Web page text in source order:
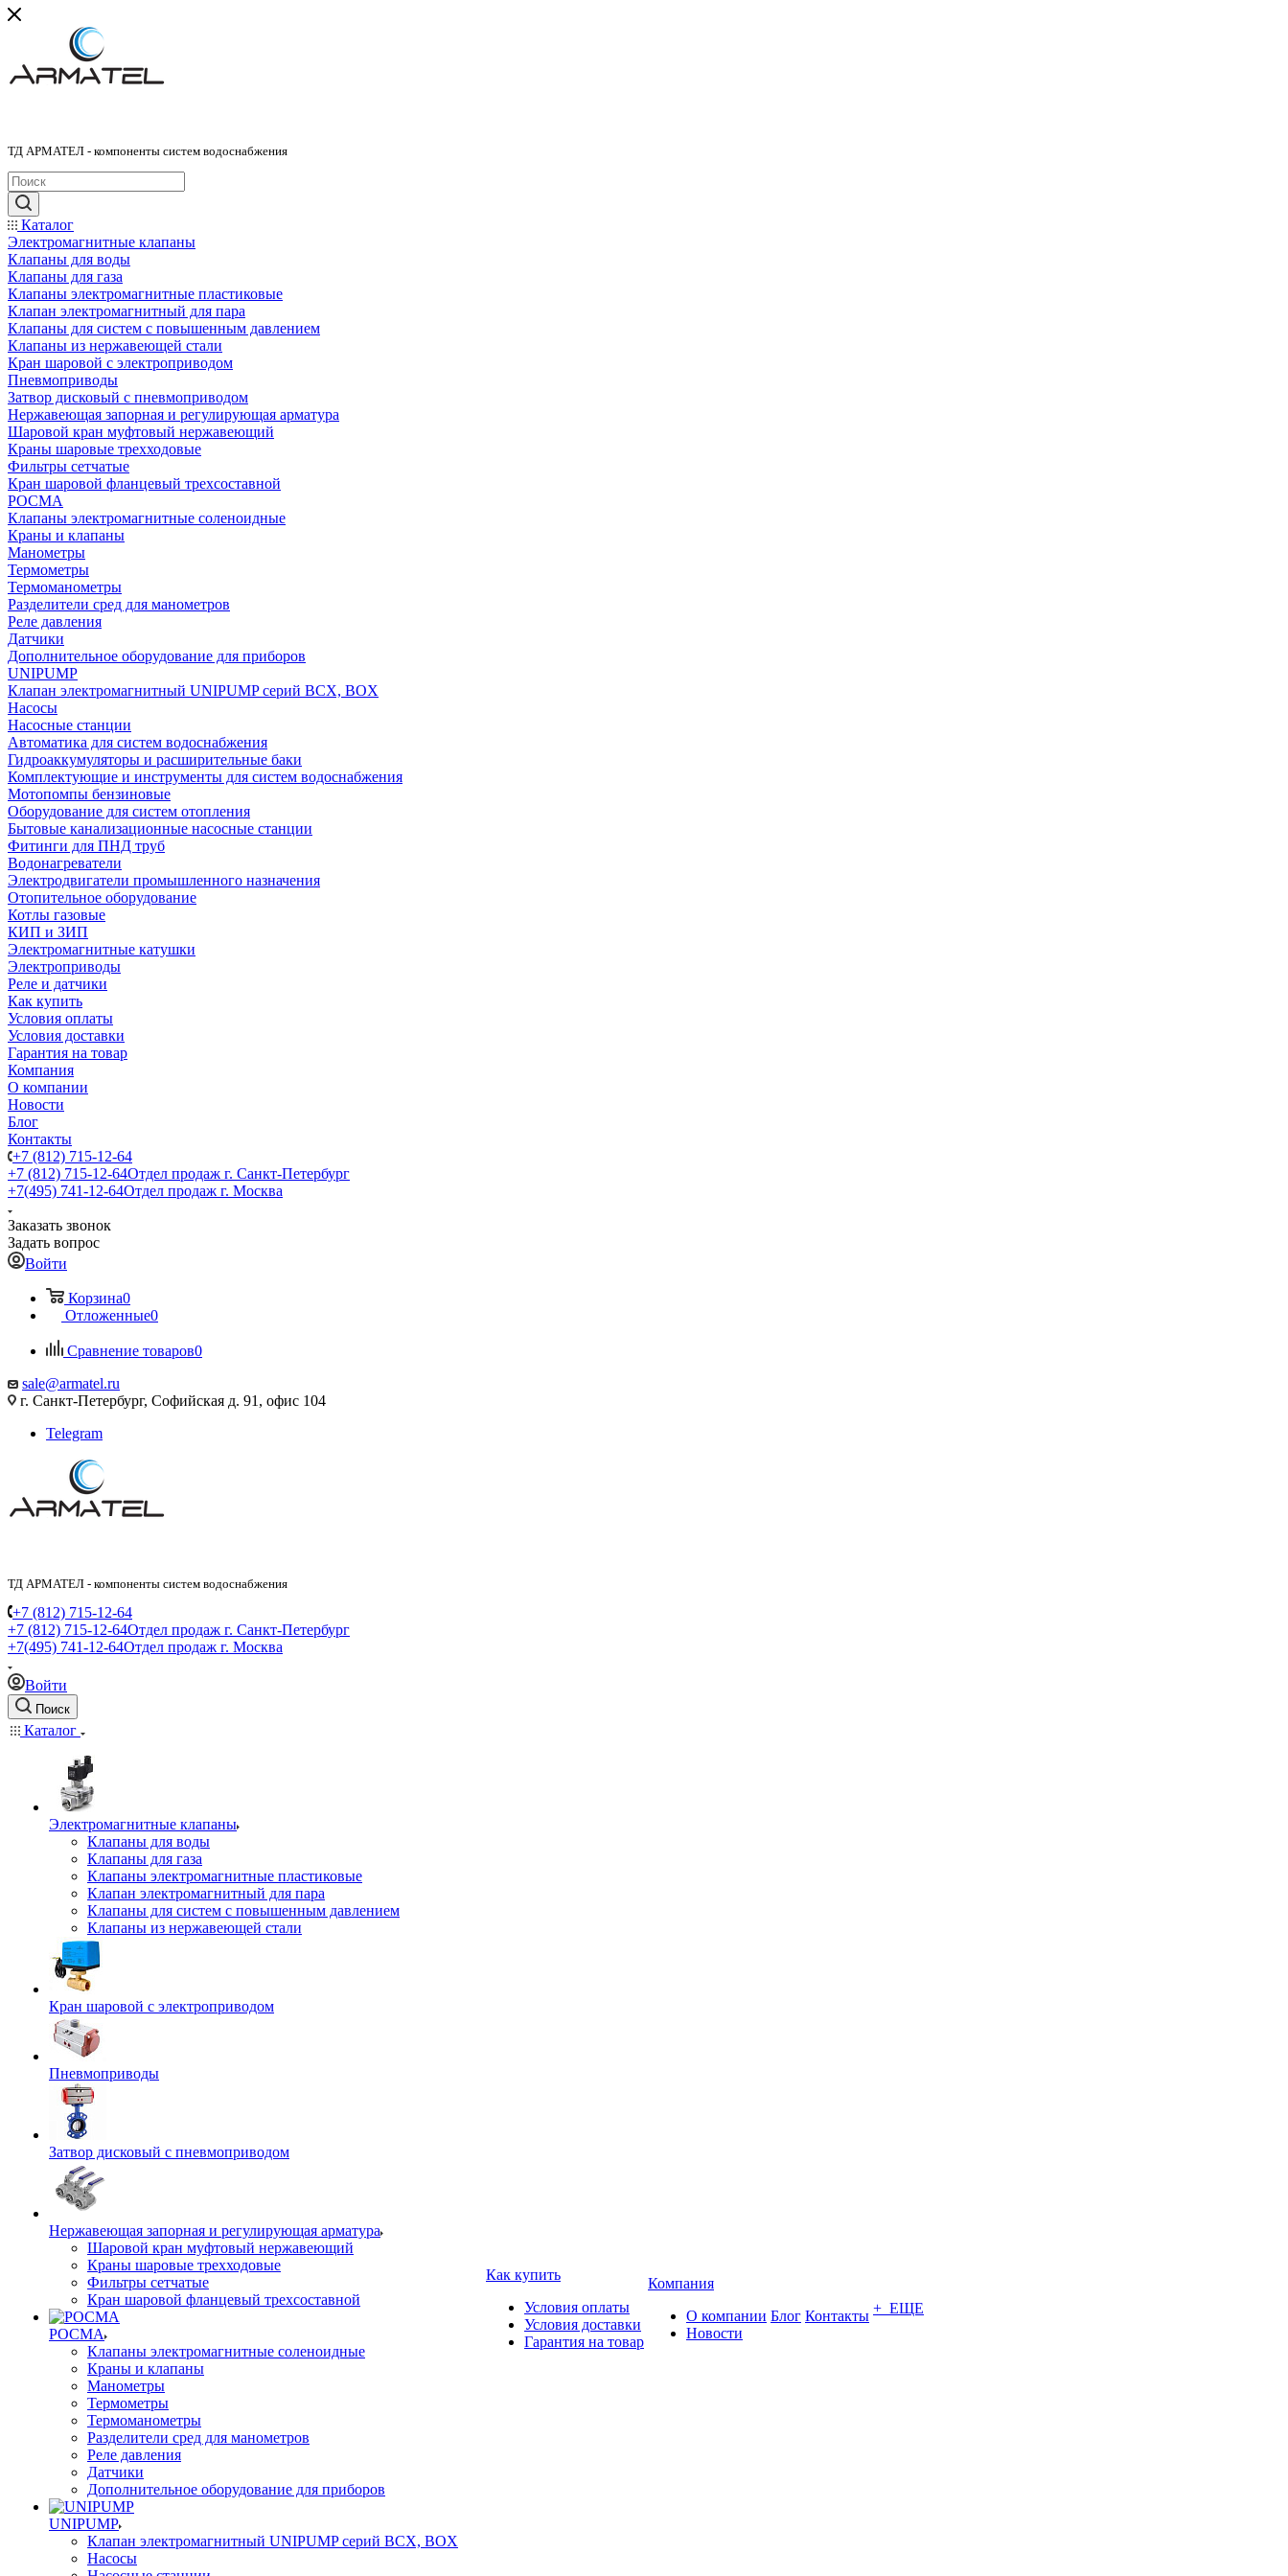
ТД АРМАТЕЛ - компоненты систем водоснабжения
Каталог
Электромагнитные клапаны
Клапаны для воды
Клапаны для газа
Клапаны электромагнитные пластиковые
Клапан электромагнитный для пара
Клапаны для систем с повышенным давлением
Клапаны из нержавеющей стали
Кран шаровой с электроприводом
Пневмоприводы
Затвор дисковый с пневмоприводом
Нержавеющая запорная и регулирующая арматура
Шаровой кран муфтовый нержавеющий
Краны шаровые трехходовые
Фильтры сетчатые
Кран шаровой фланцевый трехсоставной
РОСМА
Клапаны электромагнитные соленоидные
Краны и клапаны
Манометры
Термометры
Термоманометры
Разделители сред для манометров
Реле давления
Датчики
Дополнительное оборудование для приборов
UNIPUMP
Клапан электромагнитный UNIPUMP серий BCX, BOX
Насосы
Насосные станции
Автоматика для систем водоснабжения
Гидроаккумуляторы и расширительные баки
Комплектующие и инструменты для систем водоснабжения
Мотопомпы бензиновые
Оборудование для систем отопления
Бытовые канализационные насосные станции
Фитинги для ПНД труб
Водонагреватели
Электродвигатели промышленного назначения
Отопительное оборудование
Котлы газовые
КИП и ЗИП
Электромагнитные катушки
Электроприводы
Реле и датчики
Как купить
Условия оплаты
Условия доставки
Гарантия на товар
Компания
О компании
Новости
Блог
Контакты
+7 (812) 715-12-64
+7 (812) 715-12-64Отдел продаж г. Санкт-Петербург
+7(495) 741-12-64Отдел продаж г. Москва
Заказать звонок
Задать вопрос
Войти
Корзина0
Отложенные0
Сравнение товаров0
sale@armatel.ru
г. Санкт-Петербург, Софийская д. 91, офис 104
Telegram
ТД АРМАТЕЛ - компоненты систем водоснабжения
+7 (812) 715-12-64
+7 (812) 715-12-64Отдел продаж г. Санкт-Петербург
+7(495) 741-12-64Отдел продаж г. Москва
Войти
Поиск
Каталог
Электромагнитные клапаны
Клапаны для воды
Клапаны для газа
Клапаны электромагнитные пластиковые
Клапан электромагнитный для пара
Клапаны для систем с повышенным давлением
Клапаны из нержавеющей стали
Кран шаровой с электроприводом
Пневмоприводы
Затвор дисковый с пневмоприводом
Нержавеющая запорная и регулирующая арматура
Шаровой кран муфтовый нержавеющий
Краны шаровые трехходовые
Фильтры сетчатые
Кран шаровой фланцевый трехсоставной
РОСМА
Клапаны электромагнитные соленоидные
Краны и клапаны
Манометры
Термометры
Термоманометры
Разделители сред для манометров
Реле давления
Датчики
Дополнительное оборудование для приборов
UNIPUMP
Клапан электромагнитный UNIPUMP серий BCX, BOX
Насосы
Как купить
Условия оплаты
Условия доставки
Гарантия на товар
Компания
О компании
Новости
Блог Контакты + ЕЩЕ